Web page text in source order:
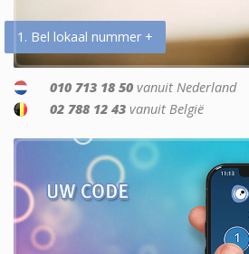
1. Bel lokaal nummer +
010 713 18 50 vanuit Nederland
02 788 12 43 vanuit België